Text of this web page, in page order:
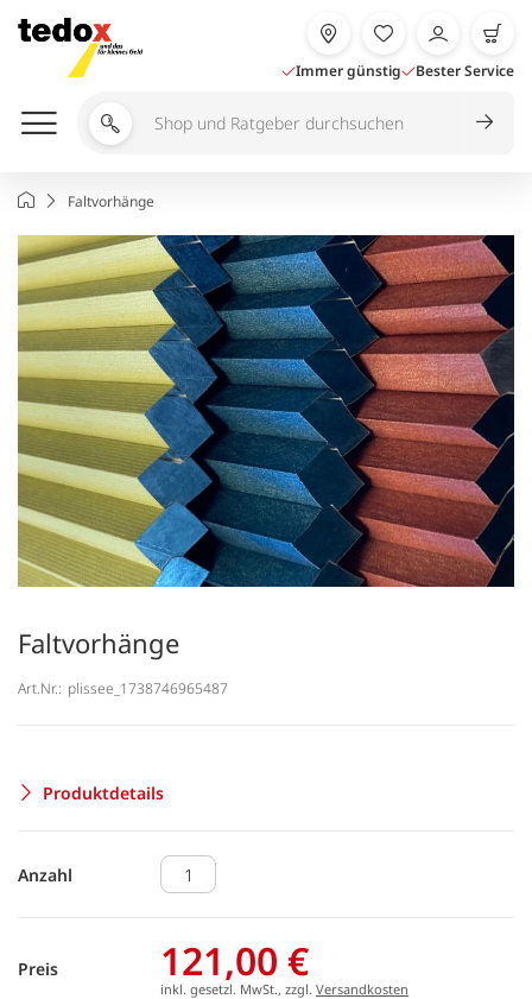
Inhalt
springen
Immer günstig Bester Service
Shop
durchsuchen
StartseiteFaltvorhänge
Faltvorhänge
Art.Nr.: plissee_1738746965487
Produktdetails
Anzahl
Preis 121,00 €
inkl. gesetzl. MwSt., zzgl. Versandkosten